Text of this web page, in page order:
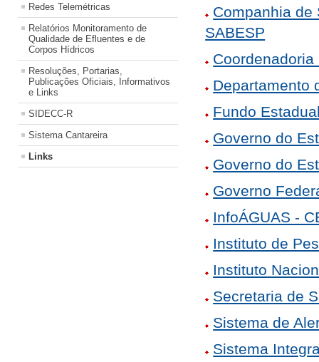
Redes Telemétricas
Relatórios Monitoramento de
Qualidade de Efluentes e de
Corpos Hídricos
Resoluções, Portarias,
Publicações Oficiais, Informativos
e Links
SIDECC-R
Sistema Cantareira
Links
Companhia de
SABESP
Departamento
Fundo
Governo do
Governo do
Governo
InfoÁGUAS -
Instituto de
Instituto
Secretaria de
Sistema de
Sistema